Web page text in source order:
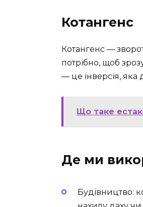
Котангенс
Котангенс —
потрібно, щоб
— це інверсія, яка
Що таке
Де ми
Будівництво: